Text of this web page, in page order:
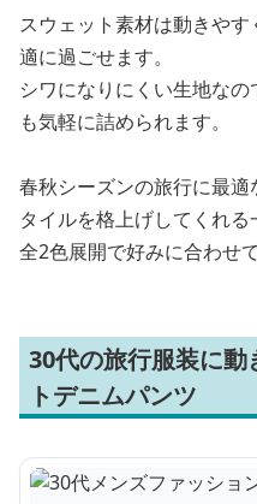
スウェット素材は動きや
適に過ごせます。
シワになりにくい生地な
も気軽に詰められます。
春秋シーズンの旅行に最
タイルを格上げしてくれる
全2色展開で好みに合わせ
30代の旅行服装に
トデニムパンツ